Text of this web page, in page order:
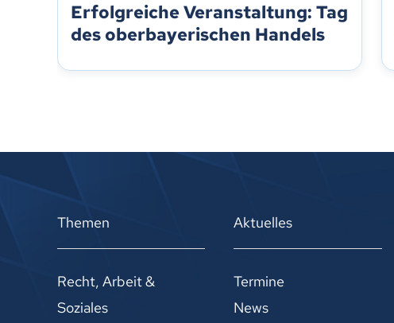
Erfolgreiche Veranstaltung: Tag
des oberbayerischen Handels
Themen
Recht, Arbeit &
Soziales
Aktuelles
Termine
News